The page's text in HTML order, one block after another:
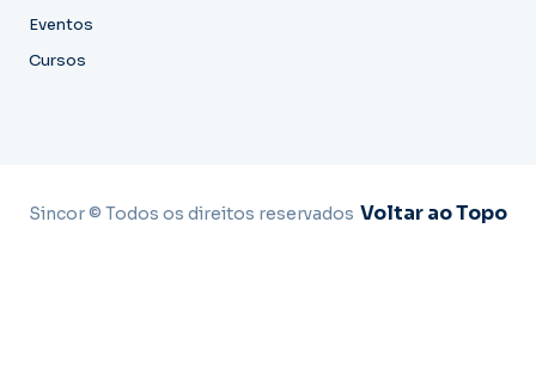
Eventos
Cursos
Sincor © Todos os direitos reservados Voltar ao Topo